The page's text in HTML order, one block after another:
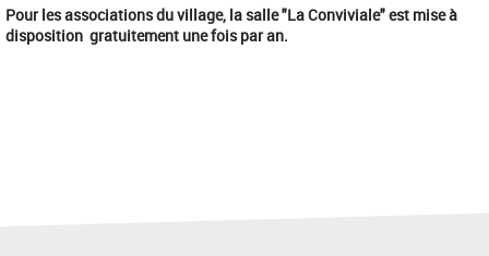
Pour les associations du village, la salle "La Conviviale" est mise à
disposition gratuitement une fois par an.